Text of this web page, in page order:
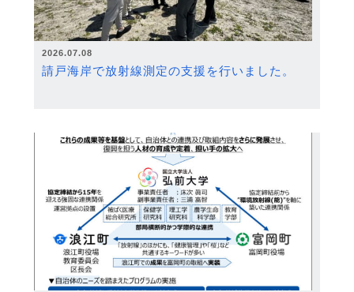
2026.07.08
請戸海岸で放射線測定の支援を行いました。